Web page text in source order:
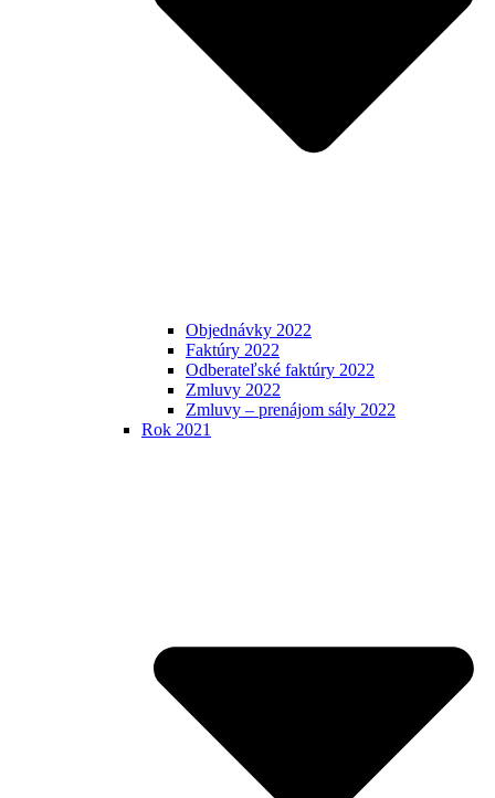
Objednávky 2022
Faktúry 2022
Odberateľské faktúry 2022
Zmluvy 2022
Zmluvy – prenájom sály 2022
Rok 2021